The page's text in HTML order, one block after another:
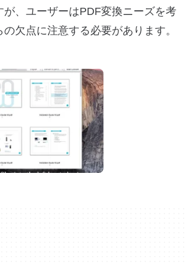
が、ユーザーはPDF変換ニーズを考
欠点に注意する必要があります。